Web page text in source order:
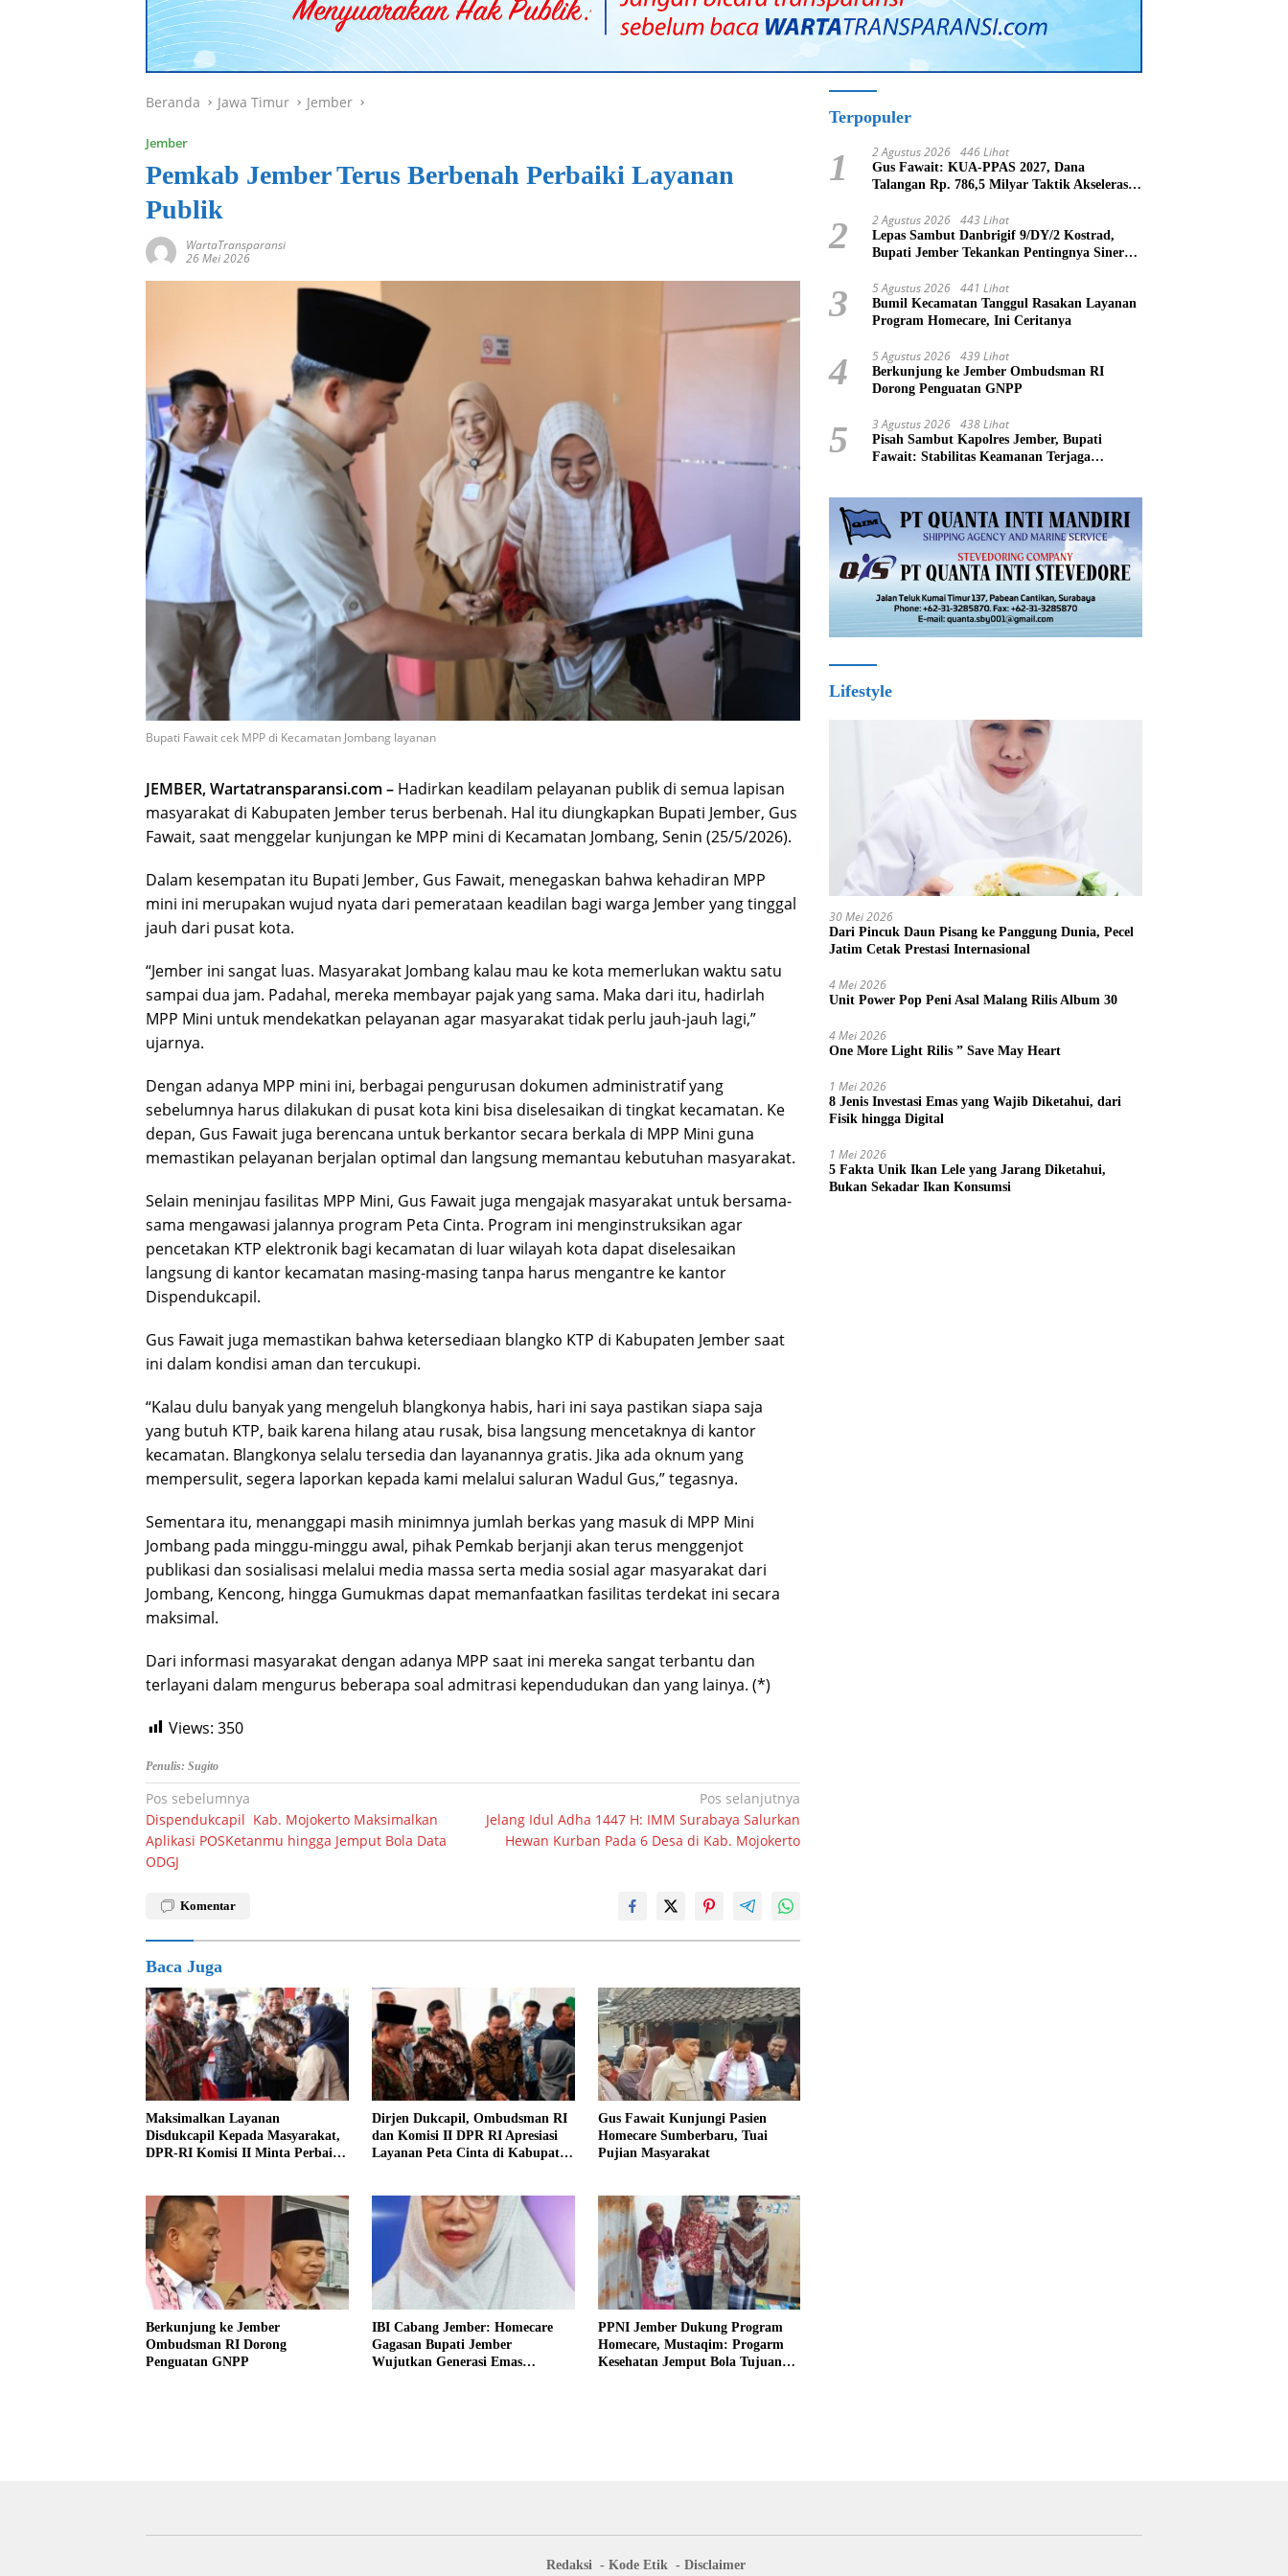
Beranda Jawa Timur Jember
Jember
Pemkab Jember Terus Berbenah Perbaiki Layanan
Publik
WartaTransparansi
26 Mei 2026
Bupati Fawait cek MPP di Kecamatan Jombang layanan
JEMBER, Wartatransparansi.com – Hadirkan keadilam pelayanan publik di semua lapisan
masyarakat di Kabupaten Jember terus berbenah. Hal itu diungkapkan Bupati Jember, Gus
Fawait, saat menggelar kunjungan ke MPP mini di Kecamatan Jombang, Senin (25/5/2026).
Dalam kesempatan itu Bupati Jember, Gus Fawait, menegaskan bahwa kehadiran MPP
mini ini merupakan wujud nyata dari pemerataan keadilan bagi warga Jember yang tinggal
jauh dari pusat kota.
“Jember ini sangat luas. Masyarakat Jombang kalau mau ke kota memerlukan waktu satu
sampai dua jam. Padahal, mereka membayar pajak yang sama. Maka dari itu, hadirlah
MPP Mini untuk mendekatkan pelayanan agar masyarakat tidak perlu jauh-jauh lagi,”
ujarnya.
Dengan adanya MPP mini ini, berbagai pengurusan dokumen administratif yang
sebelumnya harus dilakukan di pusat kota kini bisa diselesaikan di tingkat kecamatan. Ke
depan, Gus Fawait juga berencana untuk berkantor secara berkala di MPP Mini guna
memastikan pelayanan berjalan optimal dan langsung memantau kebutuhan masyarakat.
Selain meninjau fasilitas MPP Mini, Gus Fawait juga mengajak masyarakat untuk bersama-
sama mengawasi jalannya program Peta Cinta. Program ini menginstruksikan agar
pencetakan KTP elektronik bagi kecamatan di luar wilayah kota dapat diselesaikan
langsung di kantor kecamatan masing-masing tanpa harus mengantre ke kantor
Dispendukcapil.
Gus Fawait juga memastikan bahwa ketersediaan blangko KTP di Kabupaten Jember saat
ini dalam kondisi aman dan tercukupi.
“Kalau dulu banyak yang mengeluh blangkonya habis, hari ini saya pastikan siapa saja
yang butuh KTP, baik karena hilang atau rusak, bisa langsung mencetaknya di kantor
kecamatan. Blangkonya selalu tersedia dan layanannya gratis. Jika ada oknum yang
mempersulit, segera laporkan kepada kami melalui saluran Wadul Gus,” tegasnya.
Sementara itu, menanggapi masih minimnya jumlah berkas yang masuk di MPP Mini
Jombang pada minggu-minggu awal, pihak Pemkab berjanji akan terus menggenjot
publikasi dan sosialisasi melalui media massa serta media sosial agar masyarakat dari
Jombang, Kencong, hingga Gumukmas dapat memanfaatkan fasilitas terdekat ini secara
maksimal.
Dari informasi masyarakat dengan adanya MPP saat ini mereka sangat terbantu dan
terlayani dalam mengurus beberapa soal admitrasi kependudukan dan yang lainya. (*)
Views: 350
Penulis: Sugito
Navigasi
pos
Pos sebelumnya
Dispendukcapil Kab. Mojokerto Maksimalkan
Aplikasi POSKetanmu hingga Jemput Bola Data
ODGJ
Pos selanjutnya
Jelang Idul Adha 1447 H: IMM Surabaya Salurkan
Hewan Kurban Pada 6 Desa di Kab. Mojokerto
Komentar
Baca Juga
Maksimalkan Layanan
Disdukcapil Kepada Masyarakat,
DPR-RI Komisi II Minta Perbaiki
Dirjen Dukcapil, Ombudsman RI
dan Komisi II DPR RI Apresiasi
Layanan Peta Cinta di Kabupaten
Gus Fawait Kunjungi Pasien
Homecare Sumberbaru, Tuai
Pujian Masyarakat
Berkunjung ke Jember
Ombudsman RI Dorong
Penguatan GNPP
IBI Cabang Jember: Homecare
Gagasan Bupati Jember
Wujutkan Generasi Emas
PPNI Jember Dukung Program
Homecare, Mustaqim: Progarm
Kesehatan Jemput Bola Tujuan
Terpopuler
1 2 Agustus 2026 446 Lihat
Gus Fawait: KUA-PPAS 2027, Dana
Talangan Rp. 786,5 Milyar Taktik Akselerasi
2 2 Agustus 2026 443 Lihat
Lepas Sambut Danbrigif 9/DY/2 Kostrad,
Bupati Jember Tekankan Pentingnya Sinergi
3 5 Agustus 2026 441 Lihat
Bumil Kecamatan Tanggul Rasakan Layanan
Program Homecare, Ini Ceritanya
4 5 Agustus 2026 439 Lihat
Berkunjung ke Jember Ombudsman RI
Dorong Penguatan GNPP
5 3 Agustus 2026 438 Lihat
Pisah Sambut Kapolres Jember, Bupati
Fawait: Stabilitas Keamanan Terjaga
Lifestyle
30 Mei 2026
Dari Pincuk Daun Pisang ke Panggung Dunia, Pecel
Jatim Cetak Prestasi Internasional
4 Mei 2026
Unit Power Pop Peni Asal Malang Rilis Album 30
4 Mei 2026
One More Light Rilis ” Save May Heart
1 Mei 2026
8 Jenis Investasi Emas yang Wajib Diketahui, dari
Fisik hingga Digital
1 Mei 2026
5 Fakta Unik Ikan Lele yang Jarang Diketahui,
Bukan Sekadar Ikan Konsumsi
Redaksi Kode Etik Disclaimer